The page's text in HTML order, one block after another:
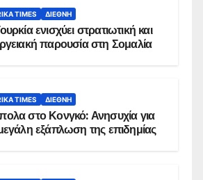
TIMES ΔΙΕΘΝΉ
ενισχύει στρατιωτική και
παρουσία στη Σομαλία
TIMES ΔΙΕΘΝΉ
στο Κονγκό: Ανησυχία για
εξάπλωση της επιδημίας